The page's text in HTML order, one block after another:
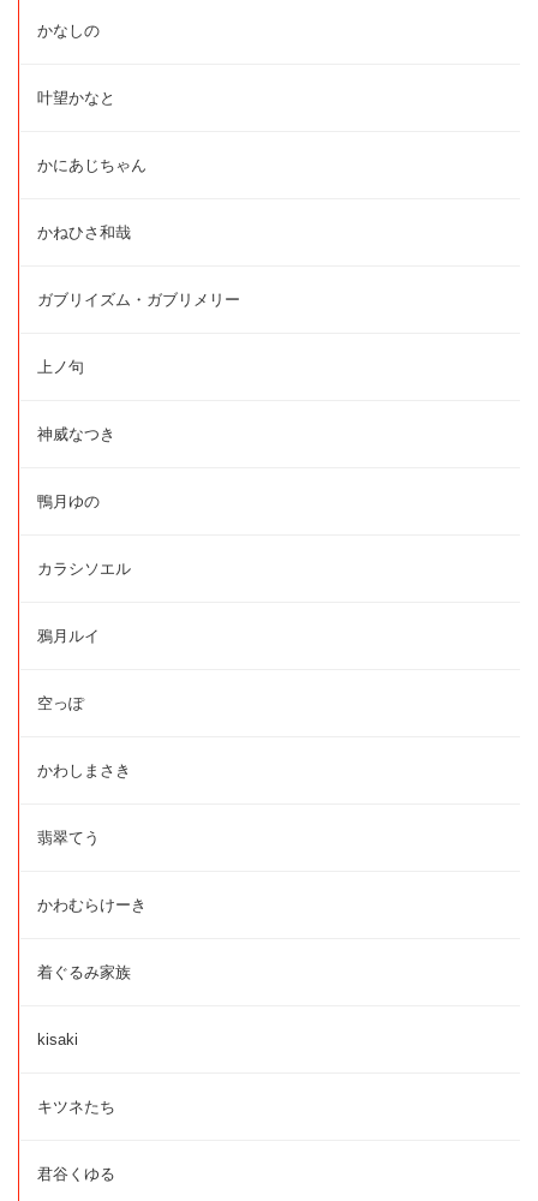
かなしの
叶望かなと
かにあじちゃん
かねひさ和哉
ガブリイズム・ガブリメリー
上ノ句
神威なつき
鴨月ゆの
カラシソエル
鴉月ルイ
空っぽ
かわしまさき
翡翠てう
かわむらけーき
着ぐるみ家族
kisaki
キツネたち
君谷くゆる